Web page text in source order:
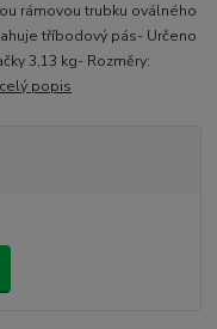
rámovou trubku oválného
tříbodový pás- Určeno
3,13 kg- Rozměry:
celý popis